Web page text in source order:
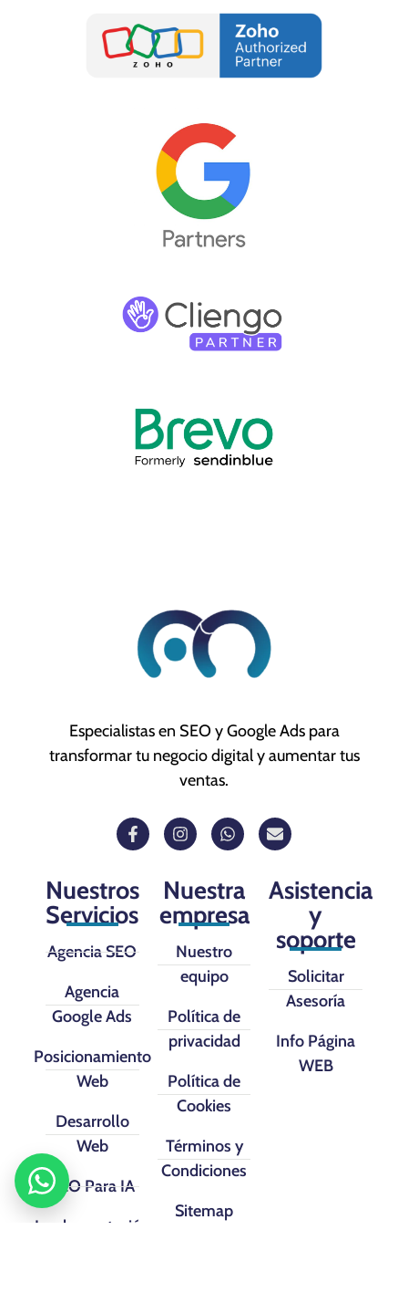
Especialistas en SEO y Google Ads para
transformar tu negocio digital y aumentar tus
ventas.
Nuestros
Servicios
Agencia SEO
Agencia
Google Ads
Posicionamiento
Web
Desarrollo
Web
SEO Para IA
Implementación
Nuestra
empresa
Nuestro
equipo
Política de
privacidad
Política de
Cookies
Términos y
Condiciones
Sitemap
Asistencia
y
soporte
Solicitar
Asesoría
Info Página
WEB